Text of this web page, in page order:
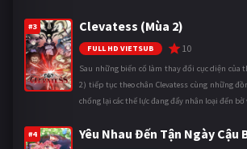
#3 Clevatess (Mùa 2)
FULL HD VIETSUB 10
Sau những biến cố làm thay đổi cục diện của
2) tiếp tục theo chân Clevatess cùng những
chống lại các thế lực đang đẩy nhân loại đến bờ
#4 Yêu Nhau Đến Tận Ngày Cậu